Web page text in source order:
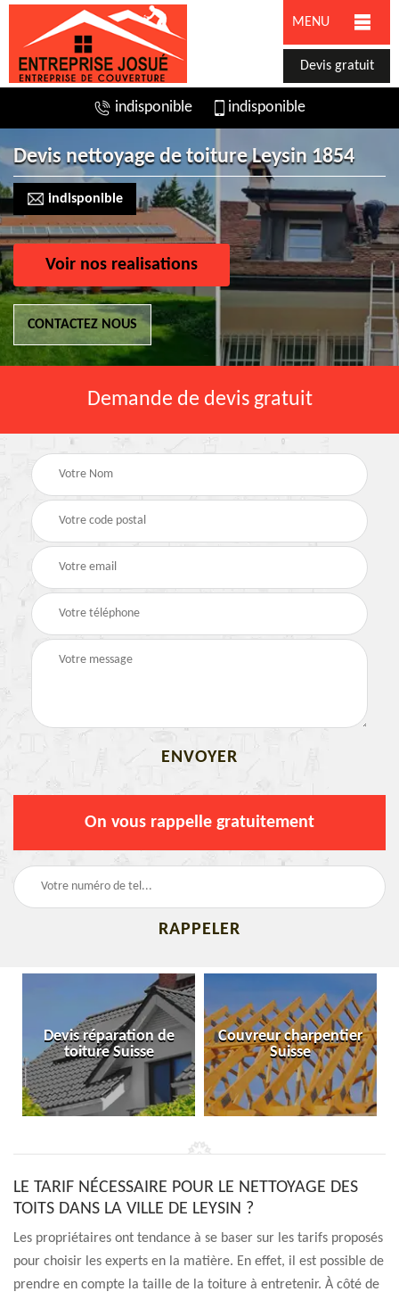
MENU
Devis gratuit
indisponible indisponible
Devis nettoyage de toiture Leysin 1854
indisponible
Voir nos realisations
CONTACTEZ NOUS
Demande de devis gratuit
On vous rappelle gratuitement
Devis réparation de
toiture Suisse
Couvreur charpentier
Suisse
LE TARIF NÉCESSAIRE POUR LE NETTOYAGE DES
TOITS DANS LA VILLE DE LEYSIN ?
Les propriétaires ont tendance à se baser sur les tarifs proposés
pour choisir les experts en la matière. En effet, il est possible de
prendre en compte la taille de la toiture à entretenir. À côté de